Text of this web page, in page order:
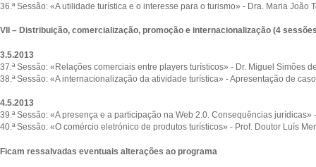
36.ª Sessão: «A utilidade turística e o interesse para o turismo» - Dra. Maria João
VII – Distribuição, comercialização, promoção e internacionalização (4
3.5.2013
37.ª Sessão: «Relações comerciais entre players turísticos» - Dr. Miguel Simões
38.ª Sessão: «A internacionalização da atividade turística» - Apresentação de
4.5.2013
39.ª Sessão: «A presença e a participação na Web 2.0. Consequências
40.ª Sessão: «O comércio eletrónico de produtos turísticos» - Prof. Doutor Luís
Ficam ressalvadas eventuais alterações ao programa